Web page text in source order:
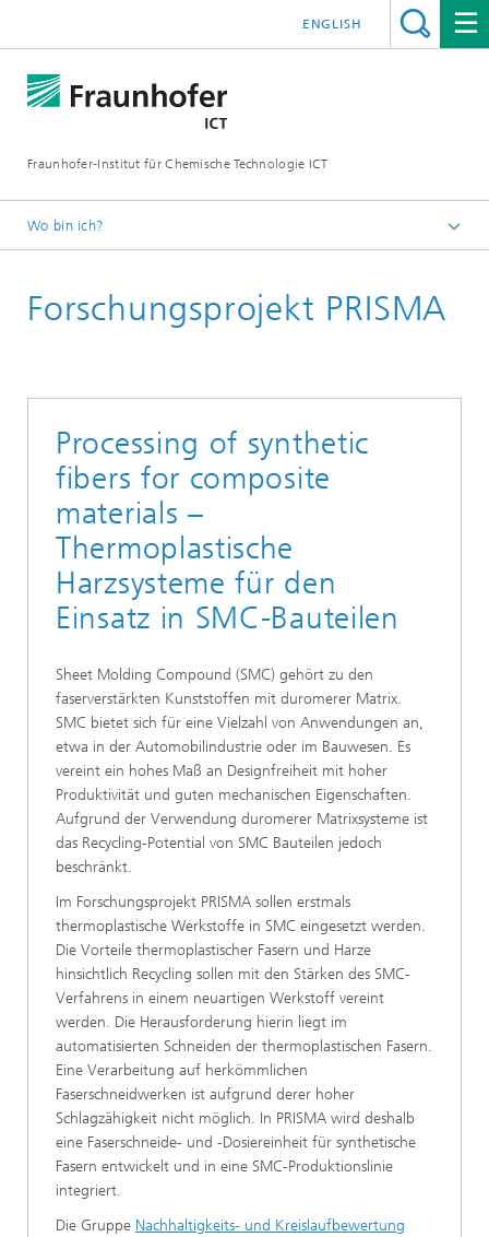
Fraunhofer-Institut für Chemische Technologie ICT
ENGLISH
Wo bin ich?
Projekte & Kooperationen
Forschungsprojekt PRISMA
Processing of synthetic
fibers for composite
materials –
Thermoplastische
Harzsysteme für den
Einsatz in SMC-Bauteilen
Sheet Molding Compound (SMC) gehört zu den
faserverstärkten Kunststoffen mit duromerer Matrix.
SMC bietet sich für eine Vielzahl von Anwendungen an,
etwa in der Automobilindustrie oder im Bauwesen. Es
vereint ein hohes Maß an Designfreiheit mit hoher
Produktivität und guten mechanischen Eigenschaften.
Aufgrund der Verwendung duromerer Matrixsysteme ist
das Recycling-Potential von SMC Bauteilen jedoch
beschränkt.
Im Forschungsprojekt PRISMA sollen erstmals
thermoplastische Werkstoffe in SMC eingesetzt werden.
Die Vorteile thermoplastischer Fasern und Harze
hinsichtlich Recycling sollen mit den Stärken des SMC-
Verfahrens in einem neuartigen Werkstoff vereint
werden. Die Herausforderung hierin liegt im
automatisierten Schneiden der thermoplastischen Fasern.
Eine Verarbeitung auf herkömmlichen
Faserschneidwerken ist aufgrund derer hoher
Schlagzähigkeit nicht möglich. In PRISMA wird deshalb
eine Faserschneide- und -Dosiereinheit für synthetische
Fasern entwickelt und in eine SMC-Produktionslinie
integriert.
Die Gruppe Nachhaltigkeits- und Kreislaufbewertung